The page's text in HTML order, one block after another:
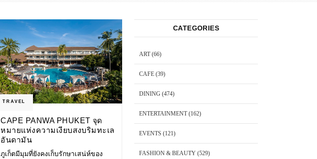
TRAVEL
CAPE PANWA PHUKET จุด
หมายแห่งความเงียบสงบริมทะเล
อันดามัน
ภูเก็ตมีมุมที่ยังคงเก็บรักษาเสน่ห์ของ
CATEGORIES
ART(66)
CAFE (39)
DINING (474)
ENTERTAINMENT(162)
EVENTS (121)
FASHION & BEAUTY (529)